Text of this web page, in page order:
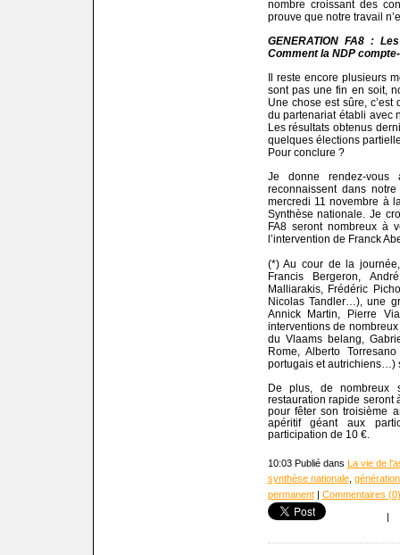
nombre croissant des
prouve que notre travail
GENERATION FA8 :
Comment la NDP
Il reste encore plusieurs
sont pas une fin en soit,
Une chose est sûre,
du partenariat établi avec
Les résultats obtenus
quelques élections
Pour conclure ?
Je donne rendez-
reconnaissent dans
mercredi 11 novembre à
Synthèse nationale. Je
FA8 seront nombreux à
l’intervention de Franck
(*) Au cour de la
Francis Bergeron,
Malliarakis, Frédéric
Nicolas Tandler…), une
Annick Martin, Pierre
interventions de
du Vlaams belang,
Rome, Alberto
portugais et autrichiens…)
De plus, de nombreux
restauration rapide seront
pour fêter son troisième
apéritif géant aux
participation de 10 €.
10:03 Publié dans La vie de
synthèse nationale,
permanent| Commentaires (0)
|